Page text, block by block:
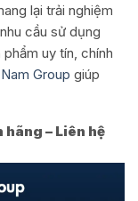
lại trải nghiệm
cầu sử dụng
uy tín, chính
Group giúp
hãng – Liên hệ